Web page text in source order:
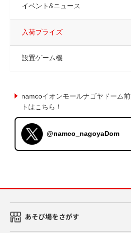
イベント&ニュース
入荷プライズ
設置ゲーム機
namcoイオンモールナゴヤドーム
トはこちら！
@namco_nagoyaDom
あそび場をさがす